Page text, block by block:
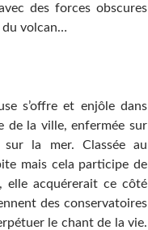
des forces obscures
du volcan…
s’offre et enjôle dans
de la ville, enfermée sur
la mer. Classée au
mais cela participe de
elle acquérerait ce côté
des conservatoires
le chant de la vie.